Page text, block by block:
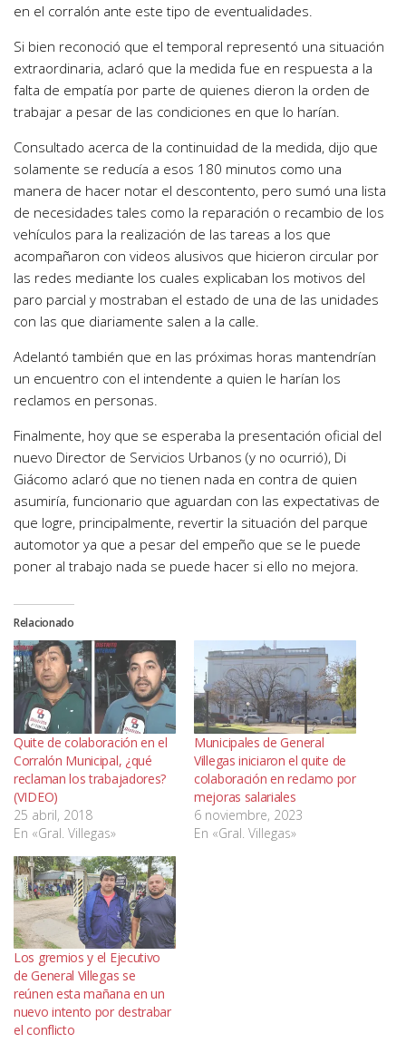
en el corralón ante este tipo de eventualidades.
Si bien reconoció que el temporal representó una situación
extraordinaria, aclaró que la medida fue en respuesta a la
falta de empatía por parte de quienes dieron la orden de
trabajar a pesar de las condiciones en que lo harían.
Consultado acerca de la continuidad de la medida, dijo que
solamente se reducía a esos 180 minutos como una
manera de hacer notar el descontento, pero sumó una lista
de necesidades tales como la reparación o recambio de los
vehículos para la realización de las tareas a los que
acompañaron con videos alusivos que hicieron circular por
las redes mediante los cuales explicaban los motivos del
paro parcial y mostraban el estado de una de las unidades
con las que diariamente salen a la calle.
Adelantó también que en las próximas horas mantendrían
un encuentro con el intendente a quien le harían los
reclamos en personas.
Finalmente, hoy que se esperaba la presentación oficial del
nuevo Director de Servicios Urbanos (y no ocurrió), Di
Giácomo aclaró que no tienen nada en contra de quien
asumiría, funcionario que aguardan con las expectativas de
que logre, principalmente, revertir la situación del parque
automotor ya que a pesar del empeño que se le puede
poner al trabajo nada se puede hacer si ello no mejora.
Relacionado
Quite de colaboración en el
Corralón Municipal, ¿qué
reclaman los trabajadores?
(VIDEO)
25 abril, 2018
En «Gral. Villegas»
Municipales de General
Villegas iniciaron el quite de
colaboración en reclamo por
mejoras salariales
6 noviembre, 2023
En «Gral. Villegas»
Los gremios y el Ejecutivo
de General Villegas se
reúnen esta mañana en un
nuevo intento por destrabar
el conflicto